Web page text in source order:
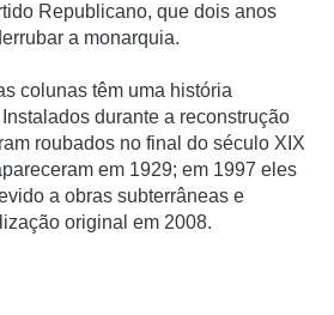
Republicano, que dois anos
a monarquia.
colunas têm uma história
durante a reconstrução
roubados no final do século XIX
em 1929; em 1997 eles
a obras subterrâneas e
original em 2008.